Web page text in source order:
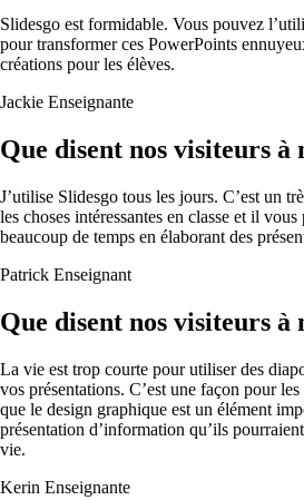
Slidesgo est formidable. Vous pouvez
pour transformer ces PowerPoints
créations pour les élèves.
Jackie Enseignante
Que disent nos visiteurs à
J’utilise Slidesgo tous les jours. C’est un
les choses intéressantes en classe et il
beaucoup de temps en élaborant des
Patrick Enseignant
Que disent nos visiteurs à
La vie est trop courte pour utiliser des
vos présentations. C’est une façon pour
que le design graphique est un élément
présentation d’information qu’ils
vie.
Kerin Enseignante